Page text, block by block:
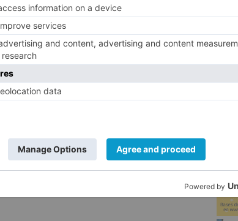
investigación denominada
de Órganos' el 23 de julio,
se expondrán las muestras de
Fidei' con grandes tesoros de la
de Fran Herreros.
en la Seo burgalesa con la
intérpretes. Ha destacado
y las orquestas